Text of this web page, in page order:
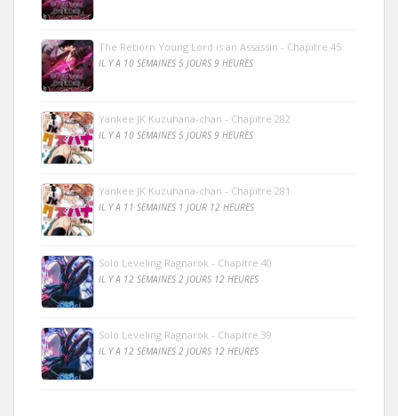
The Reborn Young Lord is an Assassin - Chapitre 45
IL Y A 10 SEMAINES 5 JOURS 9 HEURES
Yankee JK Kuzuhana-chan - Chapitre 282
IL Y A 10 SEMAINES 5 JOURS 9 HEURES
Yankee JK Kuzuhana-chan - Chapitre 281
IL Y A 11 SEMAINES 1 JOUR 12 HEURES
Solo Leveling Ragnarok - Chapitre 40
IL Y A 12 SEMAINES 2 JOURS 12 HEURES
Solo Leveling Ragnarok - Chapitre 39
IL Y A 12 SEMAINES 2 JOURS 12 HEURES